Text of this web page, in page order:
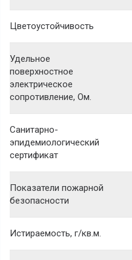
Цветоустойчивость
Удельное
поверхностное
электрическое
сопротивление, Ом.
Санитарно-
эпидемиологический
сертификат
Показатели пожарной
безопасности
Истираемость, г/кв.м.